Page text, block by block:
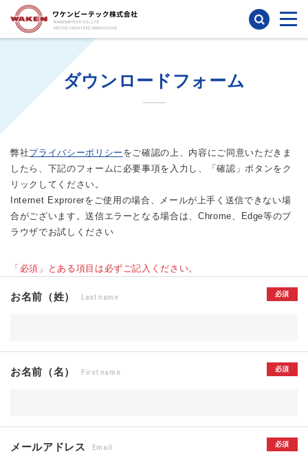
検索
ダウンロードフォーム
弊社プライバシーポリシー をご確認の上、内容にご同意いただきま
したら、下記のフォームに必要事項を入力し、「確認」ボタンをク
リックしてください。
Internet Exprorerをご使用の場合、メールが上手く送信できない場
合がございます。送信エラーとなる場合は、Chrome、Edge等のブ
ラウザでお試しください
「必須」とある項目は必ずご記入ください。
お名前（姓） Last name 必須
お名前（名） First name 必須
メールアドレス Email 必須